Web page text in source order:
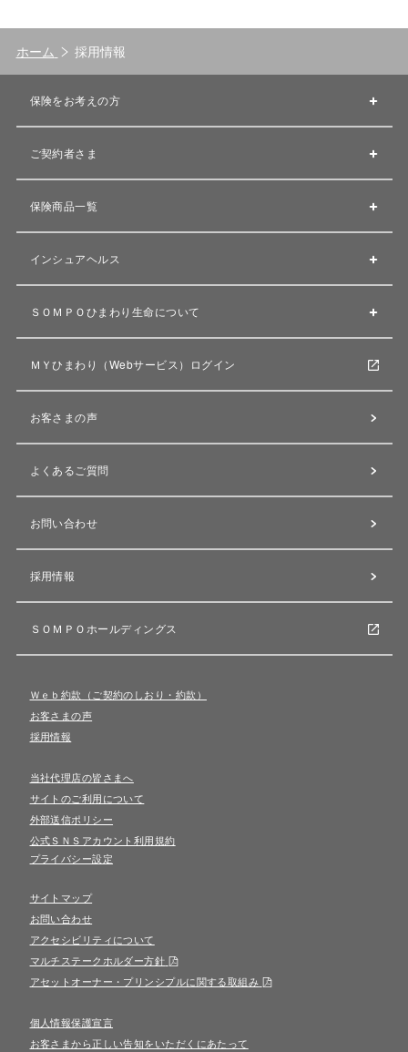
ホーム 採用情報
保険をお考えの方
ご契約者さま
保険商品一覧
インシュアヘルス
ＳＯＭＰＯひまわり生命について
ＭＹひまわり（Webサービス）ログイン
お客さまの声
よくあるご質問
お問い合わせ
採用情報
ＳＯＭＰＯホールディングス
Ｗｅｂ約款（ご契約のしおり・約款）
お客さまの声
採用情報
当社代理店の皆さまへ
サイトのご利用について
外部送信ポリシー
公式ＳＮＳアカウント利用規約
プライバシー設定
サイトマップ
お問い合わせ
アクセシビリティについて
マルチステークホルダー方針
アセットオーナー・プリンシプルに関する取組み
個人情報保護宣言
お客さまから正しい告知をいただくにあたって